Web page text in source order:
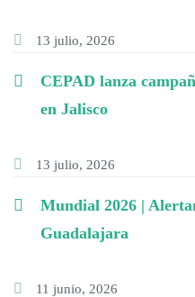
13 julio, 2026
CEPAD lanza
en Jalisco
13 julio, 2026
Mundial 2026 |
Guadalajara
11 junio, 2026